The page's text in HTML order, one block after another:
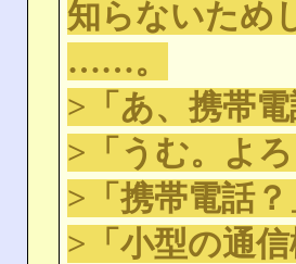
知らないため
……。
>「あ、携帯
>「うむ。よろ
>「携帯電話？
>「小型の通